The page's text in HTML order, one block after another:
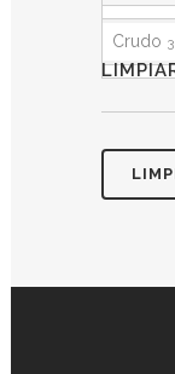
Crudo 3